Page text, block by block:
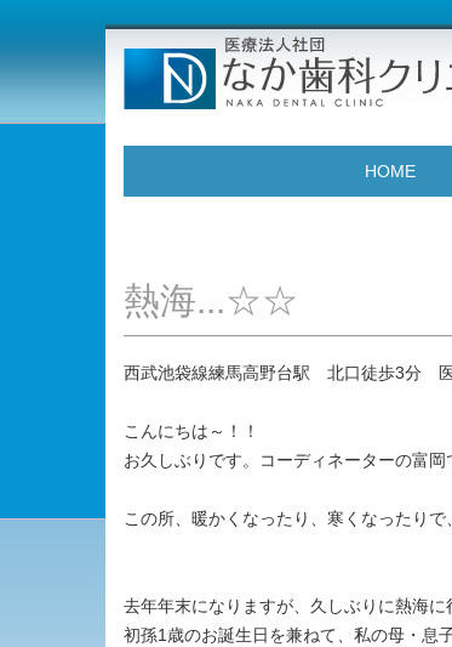
HOME
熱海...☆☆
西武池袋線練馬高野台駅 北口徒歩3分
こんにちは～！！
お久しぶりです。コーディネーターの富岡
この所、暖かくなったり、寒くなったり
去年年末になりますが、久しぶりに熱海に
初孫1歳のお誕生日を兼ねて、私の母・息